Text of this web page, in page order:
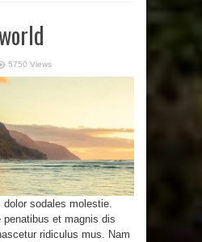
5750 Views
dolor sodales molestie.
et magnis dis
ridiculus mus. Nam